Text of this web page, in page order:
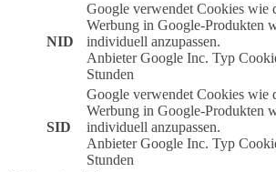
NID
Google verwendet Cookies wie
Werbung in Google-Produkten
individuell anzupassen.
Anbieter Google Inc. Typ
Stunden
SID
Google verwendet Cookies wie
Werbung in Google-Produkten
individuell anzupassen.
Anbieter Google Inc. Typ
Stunden